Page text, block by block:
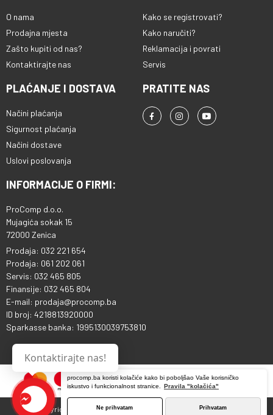
procomp.ba koristi kolačiće kako bi poboljšao Vaše korisničko
iskustvo i funkcionalnost stranice.
Pravila "kolačića"
Ne prihvatam Prihvatam
O nama
Prodajna mjesta
Zašto kupiti od nas?
Kontaktirajte nas
Kako se registrovati?
Kako naručiti?
Reklamacija i povrati
Servis
PLAĆANJE I DOSTAVA
Načini plaćanja
Sigurnost plaćanja
Načini dostave
Uslovi poslovanja
PRATITE NAS
INFORMACIJE O FIRMI:
ProComp d.o.o.
Mujagića sokak 15
72000 Zenica
Prodaja: 032 221 654
Prodaja: 061 202 061
Servis: 032 465 805
Finansije: 032 465 804
E-mail: prodaja@procomp.ba
ID broj: 4218813920000
Sparkasse banka: 1995130039753810
Copyright © 2013 - 2026 ProComp d.o.o. Sva prava pridržana.
Kontaktirajte nas!